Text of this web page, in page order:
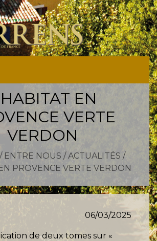
EN
VERTE
VERDON
/ ENTRE NOUS /ACTUALITÉS /
PROVENCE VERTE VERDON
06/03/2025
de deux tomes sur «